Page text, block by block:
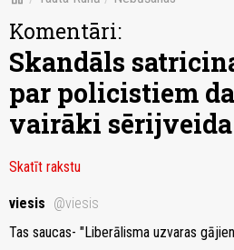
Komentāri:
Skandāls
par policistiem
vairāki
Skatīt rakstu
viesis @viesis
Tas saucas- "Liberālisma uzvaras